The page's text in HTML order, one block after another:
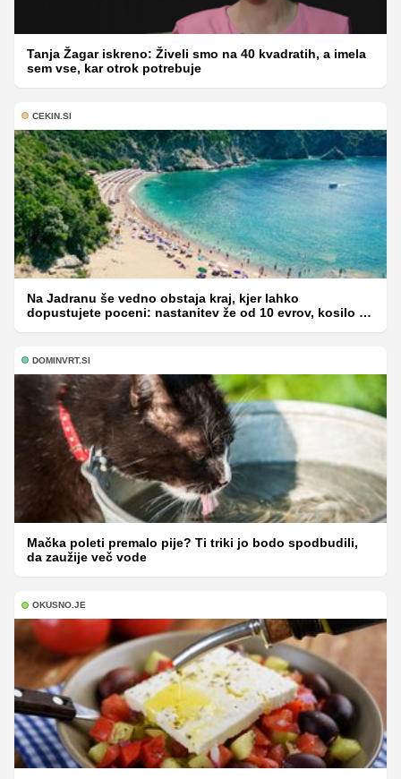
Tanja Žagar iskreno: Živeli smo na 40 kvadratih, a imela
sem vse, kar otrok potrebuje
CEKIN.SI
Na Jadranu še vedno obstaja kraj, kjer lahko
dopustujete poceni: nastanitev že od 10 evrov, kosilo za
DOMINVRT.SI
Mačka poleti premalo pije? Ti triki jo bodo spodbudili,
da zaužije več vode
OKUSNO.JE